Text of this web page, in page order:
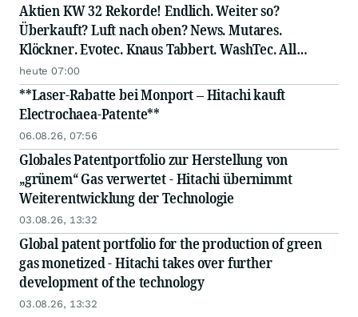
Aktien KW 32 Rekorde! Endlich. Weiter so?
Überkauft? Luft nach oben? News. Mutares.
Klöckner. Evotec. Knaus Tabbert. WashTec. All
Stabilus. ElringKlinger. Hamborner REIT. Jost. SUSS
MicroTec. Rational. Elmos Semiconductor. GFT.
Bastei Lübbe. Nordex. Aurub
heute 07:00
**Laser-Rabatte bei Monport – Hitachi kauft
Electrochaea-Patente**
06.08.26, 07:56
Globales Patentportfolio zur Herstellung von
„grünem“ Gas verwertet - Hitachi übernimmt
Weiterentwicklung der Technologie
03.08.26, 13:32
Global patent portfolio for the production of green
gas monetized - Hitachi takes over further
development of the technology
03.08.26, 13:32